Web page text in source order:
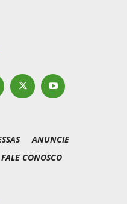
ANUNCIE
FALE CONOSCO